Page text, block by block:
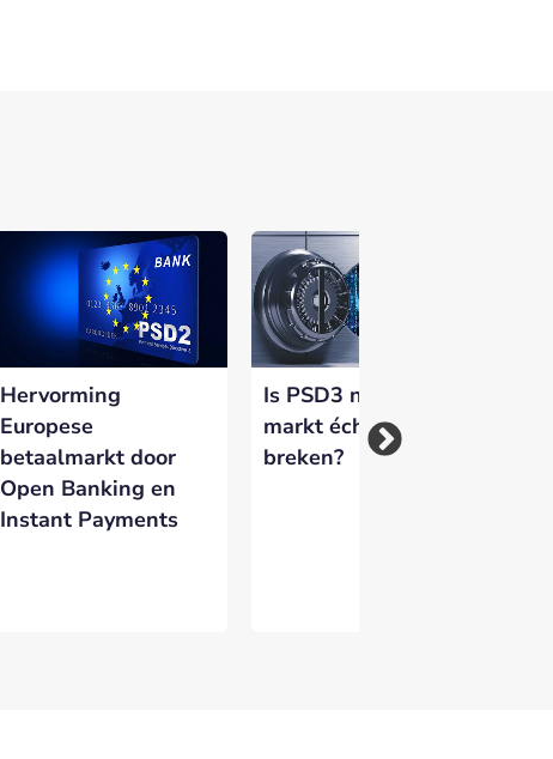
versterken en zichtbaar te maken op
Hervorming
Europese
betaalmarkt door
Open Banking en
Instant Payments
Is PSD3 nodig om de
markt écht open te
breken?